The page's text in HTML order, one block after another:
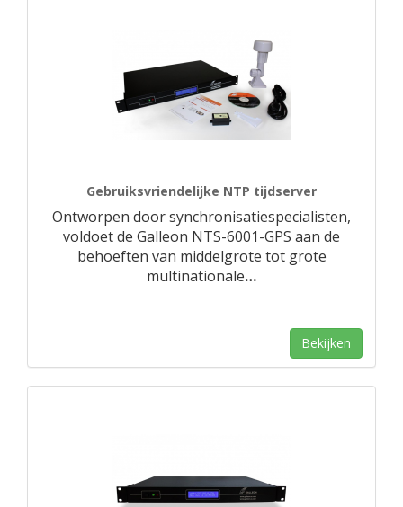
Gebruiksvriendelijke NTP tijdserver
Ontworpen door synchronisatiespecialisten,
voldoet de Galleon NTS-6001-GPS aan de
behoeften van middelgrote tot grote
multinationale…
Bekijken